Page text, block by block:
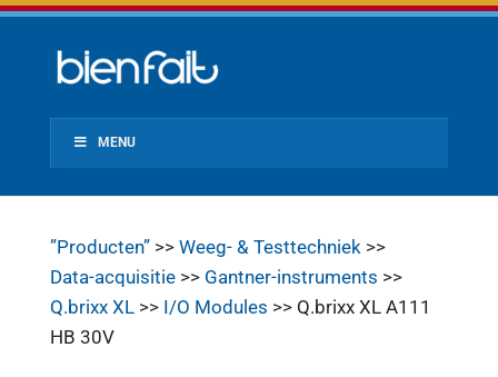
MENU
”Producten”>> Weeg- & Testtechniek>>
Data-acquisitie>> Gantner-instruments >>
Q.brixx XL>> I/O Modules >> Q.brixx XL A111
HB 30V